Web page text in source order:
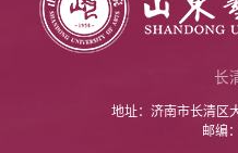
长
地址：济南市长清区
邮编